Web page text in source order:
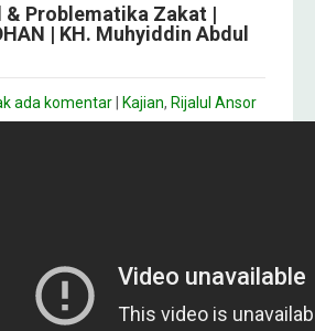
Problematika Zakat |
| KH. Muhyiddin Abdul
ada komentar Kajian, Rijalul Ansor